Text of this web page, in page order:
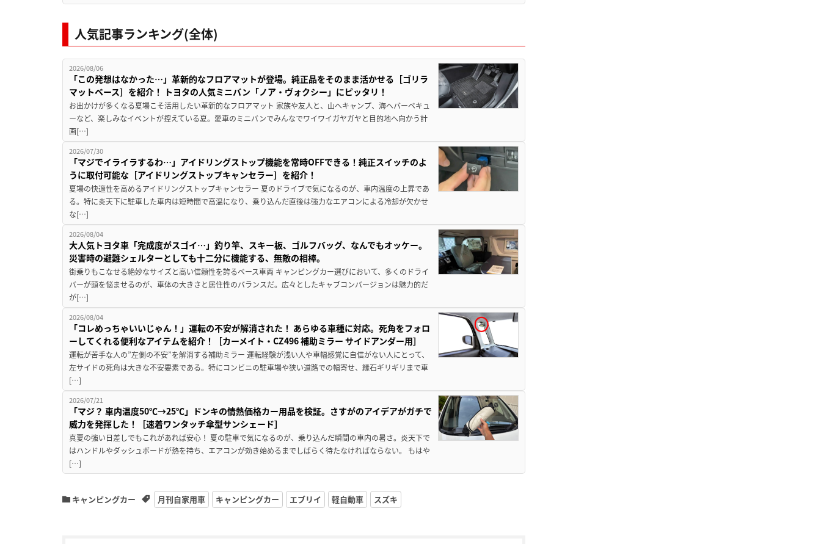
人気記事ランキング(全体)
2026/08/06
「この発想はなかった…」革新的なフロアマットが登場。純正品をそのまま活かせる［ゴリラ
マットベース］を紹介！ トヨタの人気ミニバン「ノア・ヴォクシー」にピッタリ！
お出かけが多くなる夏場こそ活用したい革新的なフロアマット 家族や友人と、山へキャンプ、海へバーベキュ
ーなど、楽しみなイベントが控えている夏。愛車のミニバンでみんなでワイワイガヤガヤと目的地へ向かう計
画[…]
2026/07/30
「マジでイライラするわ…」アイドリングストップ機能を常時OFFできる！純正スイッチのよ
うに取付可能な［アイドリングストップキャンセラー］を紹介！
夏場の快適性を高めるアイドリングストップキャンセラー 夏のドライブで気になるのが、車内温度の上昇であ
る。特に炎天下に駐車した車内は短時間で高温になり、乗り込んだ直後は強力なエアコンによる冷却が欠かせ
な[…]
2026/08/04
大人気トヨタ車「完成度がスゴイ…」釣り竿、スキー板、ゴルフバッグ、なんでもオッケー。
災害時の避難シェルターとしても十二分に機能する、無敵の相棒。
街乗りもこなせる絶妙なサイズと高い信頼性を誇るベース車両 キャンピングカー選びにおいて、多くのドライ
バーが頭を悩ませるのが、車体の大きさと居住性のバランスだ。広々としたキャブコンバージョンは魅力的だ
が[…]
2026/08/04
「コレめっちゃいいじゃん！」運転の不安が解消された！ あらゆる車種に対応。死角をフォロ
ーしてくれる便利なアイテムを紹介！［カーメイト・CZ496 補助ミラー サイドアンダー用］
運転が苦手な人の”左側の不安”を解消する補助ミラー 運転経験が浅い人や車幅感覚に自信がない人にとって、
左サイドの死角は大きな不安要素である。特にコンビニの駐車場や狭い道路での幅寄せ、縁石ギリギリまで車
[…]
2026/07/21
「マジ？ 車内温度50℃→25℃」ドンキの情熱価格カー用品を検証。さすがのアイデアがガチで
威力を発揮した！［速着ワンタッチ傘型サンシェード］
真夏の強い日差しでもこれがあれば安心！ 夏の駐車で気になるのが、乗り込んだ瞬間の車内の暑さ。炎天下で
はハンドルやダッシュボードが熱を持ち、エアコンが効き始めるまでしばらく待たなければならない。 もはや
[…]
キャンピングカー 月刊自家用車 キャンピングカー エブリイ 軽自動車 スズキ